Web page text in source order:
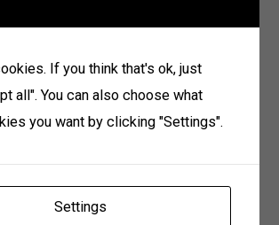
авах
сарын 29-ны өдрийг дуустал
If you think that's ok, just
all". You can also choose what
you want by clicking "Settings".
Settings